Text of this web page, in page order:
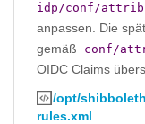
idp/conf/
anpassen. Die
gemäß
conf/
OIDC Claims
/opt/
rules.xml